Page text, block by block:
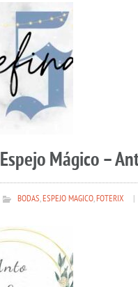
Espejo Mágico –
BODAS,ESPEJO MAGICO,FOTERIX